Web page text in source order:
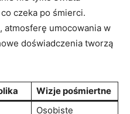
czeka po śmierci.
atmosferę umocowania w
doświadczenia tworzą
Wizje pośmiertne
Osobiste